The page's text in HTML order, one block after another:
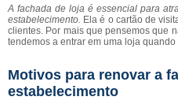
A fachada de loja é essencial para
estabelecimento. Ela é o cartão de
clientes. Por mais que pensemos que
tendemos a entrar em uma loja
Motivos para renovar a
estabelecimento